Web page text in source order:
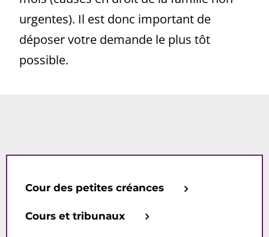
urgentes). Il est donc important de
déposer votre demande le plus tôt
possible.
Cour des petites créances
Cours et tribunaux